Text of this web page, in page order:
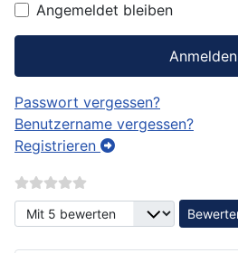
Angemeldet bleiben
Anmelden
Passwort vergessen?
Benutzername vergessen?
Registrieren
Bitte bewerten